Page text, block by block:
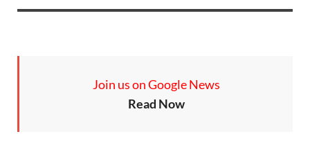
Join us on Google News
Read Now